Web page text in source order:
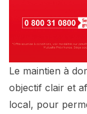
Le maintien à
objectif clair et
local, pour